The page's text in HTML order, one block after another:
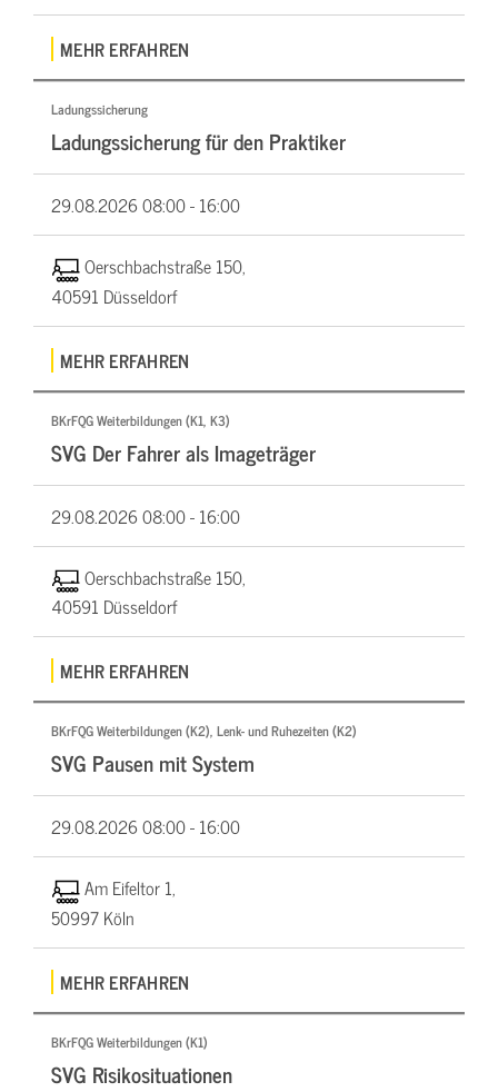
MEHR ERFAHREN
Ladungssicherung
Ladungssicherung für den Praktiker
29.08.202608:00 - 16:00
Oerschbachstraße 150,
40591 Düsseldorf
MEHR ERFAHREN
BKrFQG Weiterbildungen (K1, K3)
SVG Der Fahrer als Imageträger
29.08.202608:00 - 16:00
Oerschbachstraße 150,
40591 Düsseldorf
MEHR ERFAHREN
BKrFQG Weiterbildungen (K2), Lenk- und Ruhezeiten (K2)
SVG Pausen mit System
29.08.202608:00 - 16:00
Am Eifeltor 1,
50997 Köln
MEHR ERFAHREN
BKrFQG Weiterbildungen (K1)
SVG Risikosituationen